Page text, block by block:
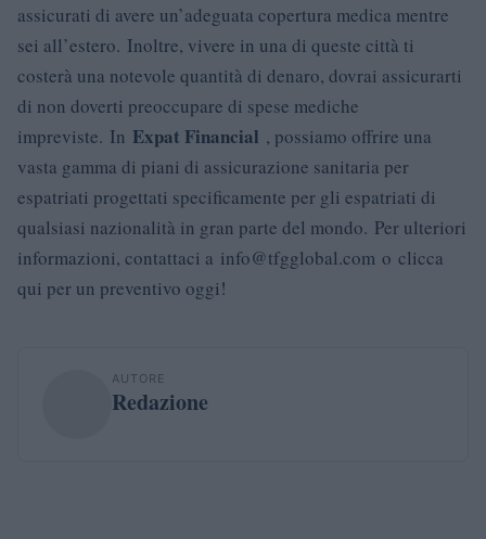
assicurati di avere un’adeguata copertura medica mentre
sei all’estero. Inoltre, vivere in una di queste città ti
costerà una notevole quantità di denaro, dovrai assicurarti
di non doverti preoccupare di spese mediche
impreviste. In Expat Financial , possiamo offrire una
vasta gamma di piani di assicurazione sanitaria per
espatriati progettati specificamente per gli espatriati di
qualsiasi nazionalità in gran parte del mondo. Per ulteriori
informazioni, contattaci a info@tfgglobal.com o clicca
qui per un preventivo oggi!
AUTORE
Redazione